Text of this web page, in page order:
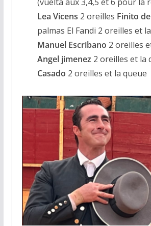
Lea Vicens 2 oreilles Finito
palmas El Fandi 2 oreilles et
Manuel Escribano 2 oreilles
Angel jimenez 2 oreilles et la
Casado 2 oreilles et la queue